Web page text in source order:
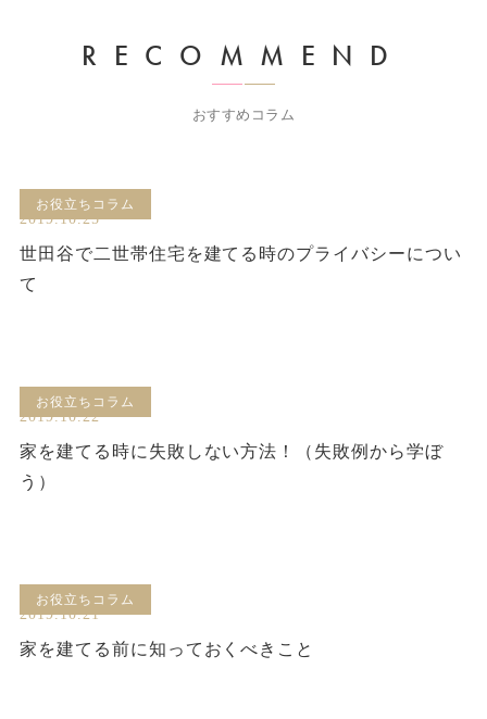
RECOMMEND
おすすめコラム
お役立ちコラム
2019.10.25
世田谷で二世帯住宅を建てる時のプライバシーについ
て
お役立ちコラム
2019.10.22
家を建てる時に失敗しない方法！（失敗例から学ぼ
う）
お役立ちコラム
2019.10.21
家を建てる前に知っておくべきこと